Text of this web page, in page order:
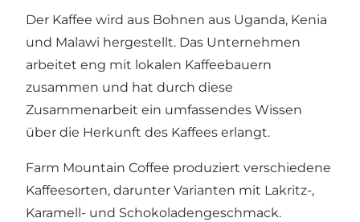
Der Kaffee wird aus Bohnen aus Uganda, Kenia
und Malawi hergestellt. Das Unternehmen
arbeitet eng mit lokalen Kaffeebauern
zusammen und hat durch diese
Zusammenarbeit ein umfassendes Wissen
über die Herkunft des Kaffees erlangt.
Farm Mountain Coffee produziert verschiedene
Kaffeesorten, darunter Varianten mit Lakritz-,
Karamell- und Schokoladengeschmack.